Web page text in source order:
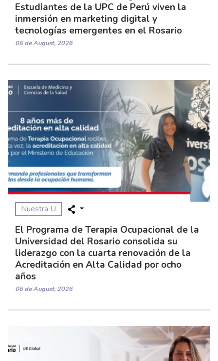
Estudiantes de la UPC de Perú viven la
inmersión en marketing digital y
tecnologías emergentes en el Rosario
06 de August, 2026
Nuestra U
El Programa de Terapia Ocupacional de la
Universidad del Rosario consolida su
liderazgo con la cuarta renovación de la
Acreditación en Alta Calidad por ocho
años
06 de August, 2026